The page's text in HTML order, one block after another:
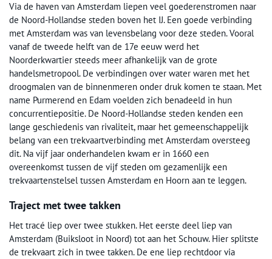
Via de haven van Amsterdam liepen veel goederenstromen naar
de Noord-Hollandse steden boven het IJ. Een goede verbinding
met Amsterdam was van levensbelang voor deze steden. Vooral
vanaf de tweede helft van de 17e eeuw werd het
Noorderkwartier steeds meer afhankelijk van de grote
handelsmetropool. De verbindingen over water waren met het
droogmalen van de binnenmeren onder druk komen te staan. Met
name Purmerend en Edam voelden zich benadeeld in hun
concurrentiepositie. De Noord-Hollandse steden kenden een
lange geschiedenis van rivaliteit, maar het gemeenschappelijk
belang van een trekvaartverbinding met Amsterdam oversteeg
dit. Na vijf jaar onderhandelen kwam er in 1660 een
overeenkomst tussen de vijf steden om gezamenlijk een
trekvaartenstelsel tussen Amsterdam en Hoorn aan te leggen.
Traject met twee takken
Het tracé liep over twee stukken. Het eerste deel liep van
Amsterdam (Buiksloot in Noord) tot aan het Schouw. Hier splitste
de trekvaart zich in twee takken. De ene liep rechtdoor via